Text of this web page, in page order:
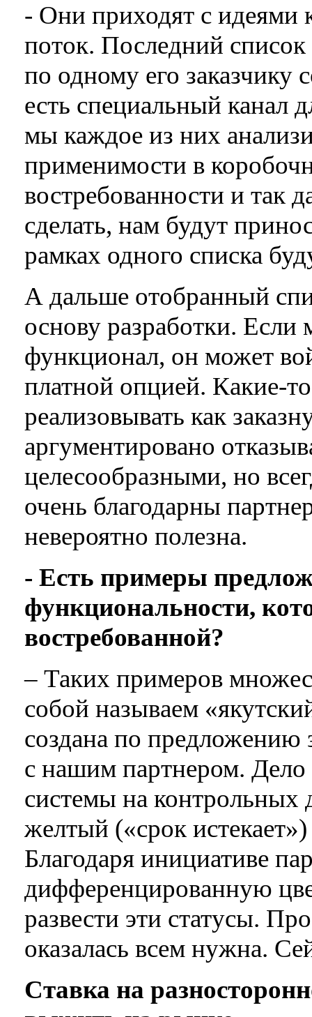
- Они приходят с идеями
поток. Последний
по одному его заказчику
есть специальный канал
мы каждое из них
применимости в
востребованности и так
сделать, нам будут
рамках одного списка
А дальше отобранный
основу разработки.
функционал, он может
платной опцией. Какие-
реализовывать как
аргументировано
целесообразными, но
очень благодарны
невероятно полезна.
- Есть примеры
функциональности,
востребованной?
– Таких примеров
собой называем
создана по предложению
с нашим партнером. Дело
системы на контрольных
желтый («срок
Благодаря инициативе
дифференцированную
развести эти статусы.
оказалась всем нужна.
Ставка на